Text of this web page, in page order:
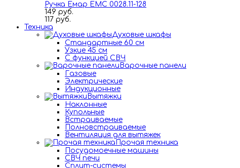
Ручка Емар ЕМС 0028.11-128
149 руб.
117 руб.
Техника
Духовые шкафы
Стандартные 60 см
Узкие 45 см
С функцией СВЧ
Варочные панели
Газовые
Электрические
Индукционные
Вытяжки
Наклонные
Купольные
Встраиваемые
Полновстраиваемые
Вентиляция для вытяжек
Прочая техника
Посудомоечные машины
СВЧ печи
Сплит-системы